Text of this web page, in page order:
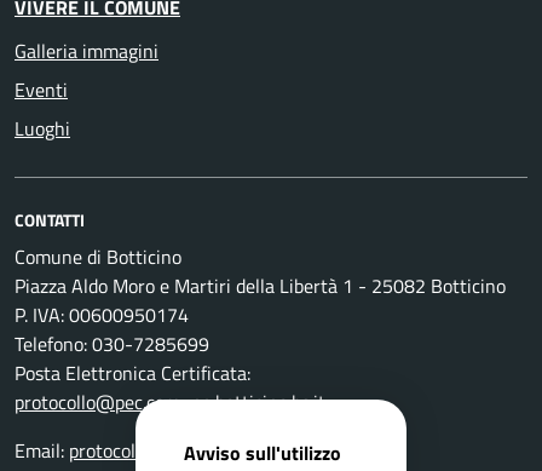
VIVERE IL COMUNE
Galleria immagini
Eventi
Luoghi
CONTATTI
Comune di Botticino
Piazza Aldo Moro e Martiri della Libertà 1 - 25082 Botticino
P. IVA: 00600950174
Telefono: 030-7285699
Posta Elettronica Certificata:
protocollo@pec.comune.botticino.bs.it
Email: protocollo@comune.botticino.bs.it
Avviso sull'utilizzo